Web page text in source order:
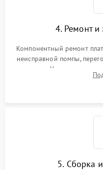
4. Ремонт и
Компонентный ремонт
неисправной помпы,
жерновов. Установка
ring) и тефлоновых
5. Сборка